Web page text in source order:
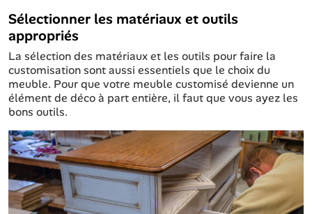
Sélectionner les matériaux et outils
appropriés
La sélection des matériaux et les outils pour faire la
customisation sont aussi essentiels que le choix du
meuble. Pour que votre meuble customisé devienne un
élément de déco à part entière, il faut que vous ayez les
bons outils.